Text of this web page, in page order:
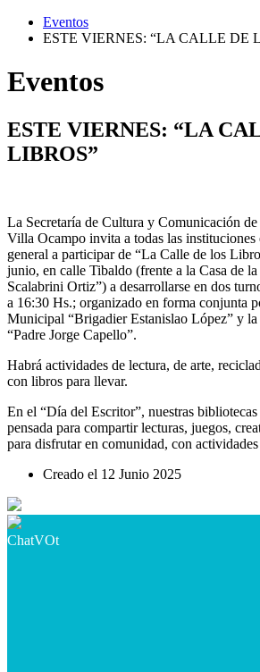
Eventos
ESTE VIERNES: “LA CALLE DE
Eventos
ESTE VIERNES: “LA
LIBROS”
La Secretaría de Cultura y Comunicación
Villa Ocampo invita a todas las instituciones
general a participar de “La Calle de los
junio, en calle Tibaldo (frente a la Casa de
Scalabrini Ortiz”) a desarrollarse en dos
a 16:30 Hs.; organizado en forma conjunta
Municipal “Brigadier Estanislao López” y
“Padre Jorge Capello”.
Habrá actividades de lectura, de arte,
con libros para llevar.
En el “Día del Escritor”, nuestras
pensada para compartir lecturas, juegos,
para disfrutar en comunidad, con actividades
Creado el 12 Junio 2025
ChatVOt